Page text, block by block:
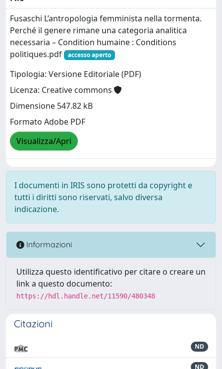
Fusaschi L’antropologia femminista nella tormenta.
Perché il genere rimane una categoria analitica
necessaria – Condition humaine : Conditions
politiques.pdf
accesso aperto
Tipologia: Versione Editoriale (PDF)
Licenza: Creative commons
Dimensione 547.82 kB
Formato Adobe PDF
Visualizza/Apri
I documenti in IRIS sono protetti da copyright e
tutti i diritti sono riservati, salvo diversa
indicazione.
Informazioni
Utilizza questo identificativo per citare o creare un
link a questo documento:
https://hdl.handle.net/11590/480348
Citazioni
ND
ND